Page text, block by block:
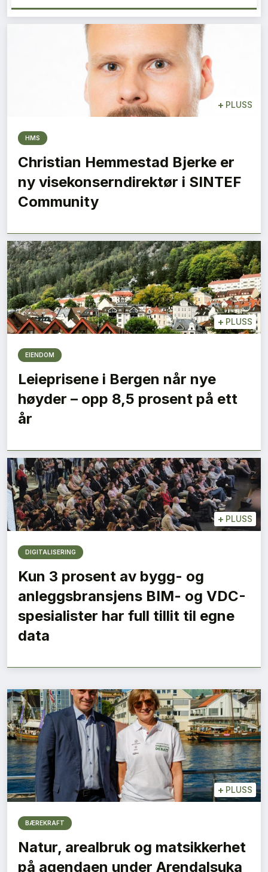
+ PLUSS
HMS
Christian Hemmestad Bjerke er
ny visekonserndirektør i SINTEF
Community
+ PLUSS
EIENDOM
Leieprisene i Bergen når nye
høyder – opp 8,5 prosent på ett
år
+ PLUSS
DIGITALISERING
Kun 3 prosent av bygg- og
anleggsbransjens BIM- og VDC-
spesialister har full tillit til egne
data
+ PLUSS
BÆREKRAFT
Natur, arealbruk og matsikkerhet
på agendaen under Arendalsuka